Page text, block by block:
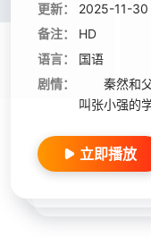
更新：
2025-11-30
备注：
HD
语言：
国语
剧情：
秦然和父
叫张小强的
立即播放